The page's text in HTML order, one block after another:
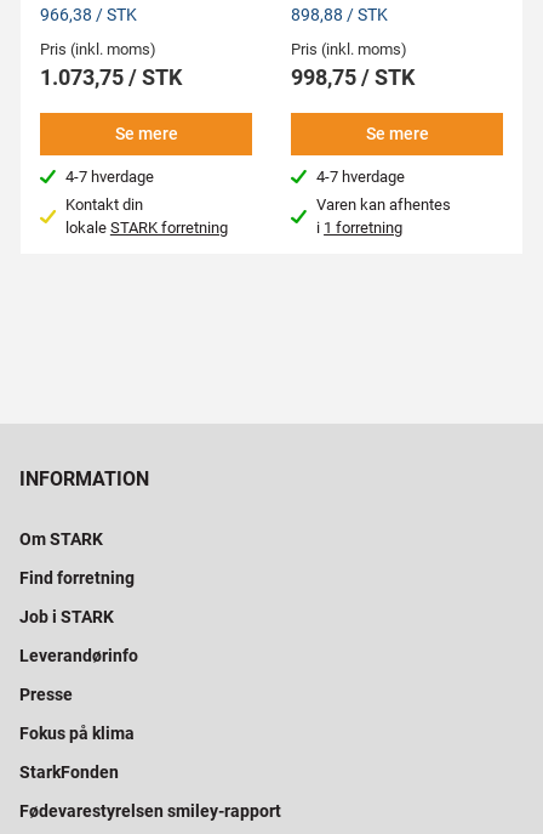
966,38 / STK
Pris (inkl. moms)
1.073,75 / STK
Se mere
4-7 hverdage
Kontakt din
lokale STARK forretning
898,88 / STK
Pris (inkl. moms)
998,75 / STK
Se mere
4-7 hverdage
Varen kan afhentes
i 1 forretning
INFORMATION
Om STARK
Find forretning
Job i STARK
Leverandørinfo
Presse
Fokus på klima
StarkFonden
Fødevarestyrelsen smiley-rapport